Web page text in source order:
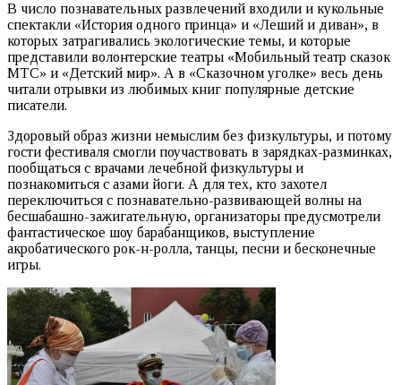
В число познавательных развлечений входили и кукольные
спектакли «История одного принца» и «Леший и диван», в
которых затрагивались экологические темы, и которые
представили волонтерские театры «Мобильный театр сказок
МТС» и «Детский мир». А в «Сказочном уголке» весь день
читали отрывки из любимых книг популярные детские
писатели.
Здоровый образ жизни немыслим без физкультуры, и потому
гости фестиваля смогли поучаствовать в зарядках-разминках,
пообщаться с врачами лечебной физкультуры и
познакомиться с азами йоги. А для тех, кто захотел
переключиться с познавательно-развивающей волны на
бесшабашно-зажигательную, организаторы предусмотрели
фантастическое шоу барабанщиков, выступление
акробатического рок-н-ролла, танцы, песни и бесконечные
игры.